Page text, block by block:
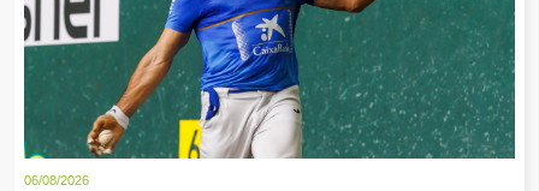
06/08/2026